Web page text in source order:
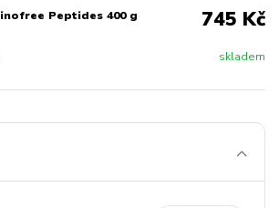
Peptides 400 g
skladem
745 Kč